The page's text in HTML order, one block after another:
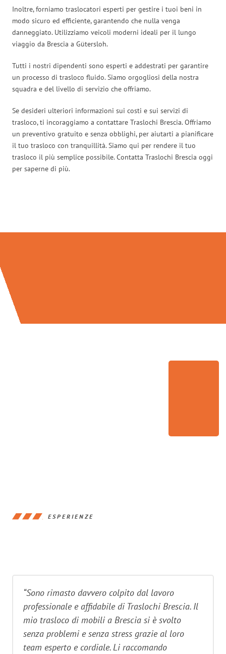
Inoltre, forniamo traslocatori esperti per gestire i tuoi beni in
modo sicuro ed efficiente, garantendo che nulla venga
danneggiato. Utilizziamo veicoli moderni ideali per il lungo
viaggio da Brescia a Gütersloh.
Tutti i nostri dipendenti sono esperti e addestrati per garantire
un processo di trasloco fluido. Siamo orgogliosi della nostra
squadra e del livello di servizio che offriamo.
Se desideri ulteriori informazioni sui costi e sui servizi di
trasloco, ti incoraggiamo a contattare Traslochi Brescia. Offriamo
un preventivo gratuito e senza obblighi, per aiutarti a pianificare
il tuo trasloco con tranquillità. Siamo qui per rendere il tuo
trasloco il più semplice possibile. Contatta Traslochi Brescia oggi
per saperne di più.
ESPERIENZE
“Sono rimasto davvero colpito dal lavoro
professionale e affidabile di Traslochi Brescia. Il
mio trasloco di mobili a Brescia si è svolto
senza problemi e senza stress grazie al loro
team esperto e cordiale. Li raccomando